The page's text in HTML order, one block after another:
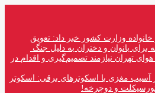
وزارت کشور خبر داد: تعویق
برای بانوان و دختران به دلیل جنگ
هوای تهران نیازمند تصمیم‌گیری و اقدام در
آسیب مغزی با اسکوترهای برقی: اسکوتر
و دوچرخه!